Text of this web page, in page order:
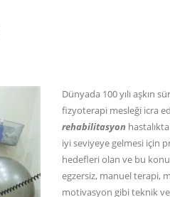
Dünyada 100 yılı aşkın
fizyoterapi mesleği icra
rehabilitasyon
iyi seviyeye gelmesi için
hedefleri olan ve bu
egzersiz, manuel terapi,
motivasyon gibi teknik